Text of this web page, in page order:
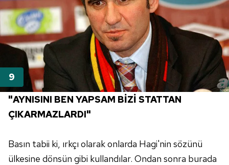
Sitemizde kendimize ve üçüncü kişilere ait çerezler
kullanılmaktadır. Bu çerezler vasıtasıyla çeşitli kişisel
verileriniz işlenmekte olup gerekli olan çerezler bilgi
toplumu hizmetlerinin sunulması amacıyla
kullanılmaktadır. Diğer çerezler, sitemizin daha işlevsel
kılınması ve kişiselleştirilmesi ve sizlere yönelik
reklam/pazarlama faaliyetlerinin yapılması, amaçlarıyla
sınırlı olarak açık rızanız dahilinde kullanılacaktır.
Çerezlere ilişkin tercihlerinizi aşağıda yer alan panel
için Ayarlar butonuna tıklayabilir,Çerez Bilgilendirme
Metnimiziziyaret edebilirsiniz.
"AYNISINI BEN YAPSAM BİZİ STATTAN
ÇIKARMAZLARDI"
Basın tabii ki, ırkçı olarak onlarda Hagi'nin sözünü
ülkesine dönsün gibi kullandılar. Ondan sonra burada